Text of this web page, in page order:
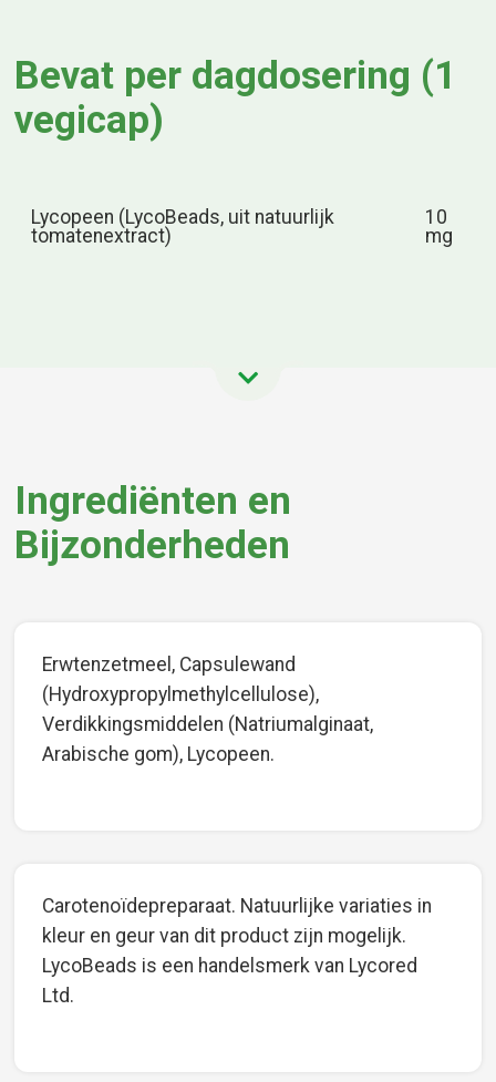
Bevat per dagdosering (1
vegicap)
Lycopeen (LycoBeads, uit natuurlijk
tomatenextract)
10
mg
Ingrediënten en
Bijzonderheden
Erwtenzetmeel, Capsulewand
(Hydroxypropylmethylcellulose),
Verdikkingsmiddelen (Natriumalginaat,
Arabische gom), Lycopeen.
Carotenoïdepreparaat. Natuurlijke variaties in
kleur en geur van dit product zijn mogelijk.
LycoBeads is een handelsmerk van Lycored
Ltd.